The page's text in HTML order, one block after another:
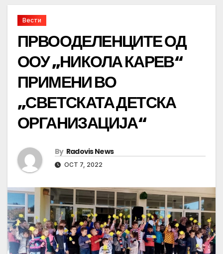
Вести
ПРВООДЕЛЕНЦИТЕ ОД
ООУ „НИКОЛА КАРЕВ“
ПРИМЕНИ ВО
„СВЕТСКАТА ДЕТСКА
ОРГАНИЗАЦИЈА“
By Radovis News
OCT 7, 2022